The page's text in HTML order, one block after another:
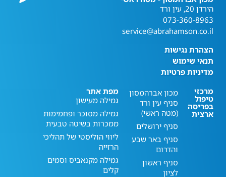
הירדן 20, עין ורד
073-360-8963
service@abrahamson.co.il
הצהרת נגישות
תנאי שימוש
מדיניות פרטיות
מרכזי
טיפול
בפריסה
ארצית
מכון אברהמסון
סניף עין ורד
(מטה ראשי)
סניף ירושלים
סניף באר שבע
והדרום
סניף ראשון
לציון
מפת אתר
גמילה מעישון
גמילה מסוכר ופחמימות
ממכרות בשיטה טבעית
ליווי הוליסטי של תהליכי
הרזייה
גמילה מקנאביס וסמים
קלים